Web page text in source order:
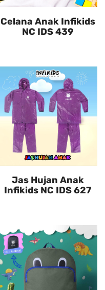
Celana Anak Infikids
NC IDS 439
Jas Hujan Anak
Infikids NC IDS 627